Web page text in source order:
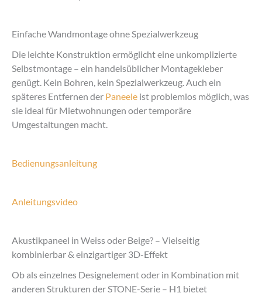
Einfache Wandmontage ohne Spezialwerkzeug
Die leichte Konstruktion ermöglicht eine unkomplizierte
Selbstmontage – ein handelsüblicher Montagekleber
genügt. Kein Bohren, kein Spezialwerkzeug. Auch ein
späteres Entfernen der Paneele ist problemlos möglich, was
sie ideal für Mietwohnungen oder temporäre
Umgestaltungen macht.
Bedienungsanleitung
Anleitungsvideo
Akustikpaneel in Weiss oder Beige? – Vielseitig
kombinierbar & einzigartiger 3D-Effekt
Ob als einzelnes Designelement oder in Kombination mit
anderen Strukturen der STONE-Serie – H1 bietet